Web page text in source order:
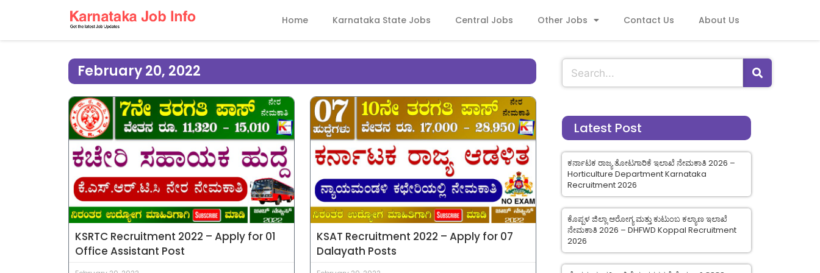
Home Karnataka State Jobs Central Jobs Other Jobs Contact Us About Us
February 20, 2022
KSRTC Recruitment 2022 – Apply for 01
Office Assistant Post
KSAT Recruitment 2022 – Apply for 07
Dalayath Posts
Latest Post
ಕರ್ನಾಟಕ ರಾಜ್ಯ ತೋಟಗಾರಿಕೆ ಇಲಾಖೆ ನೇಮಕಾತಿ 2026 –
Horticulture Department Karnataka
Recruitment 2026
ಕೊಪ್ಪಳ ಜಿಲ್ಲಾ ಆರೋಗ್ಯ ಮತ್ತು ಕುಟುಂಬ ಕಲ್ಯಾಣ ಇಲಾಖೆ
ನೇಮಕಾತಿ 2026 – DHFWD Koppal Recruitment
2026